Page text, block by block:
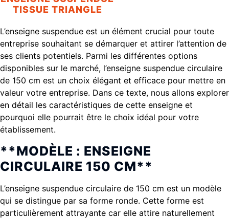
TISSUE TRIANGLE
L’enseigne suspendue est un élément crucial pour toute
entreprise souhaitant se démarquer et attirer l’attention de
ses clients potentiels. Parmi les différentes options
disponibles sur le marché, l’enseigne suspendue circulaire
de 150 cm est un choix élégant et efficace pour mettre en
valeur votre entreprise. Dans ce texte, nous allons explorer
en détail les caractéristiques de cette enseigne et
pourquoi elle pourrait être le choix idéal pour votre
établissement.
**MODÈLE : ENSEIGNE
CIRCULAIRE 150 CM**
L’enseigne suspendue circulaire de 150 cm est un modèle
qui se distingue par sa forme ronde. Cette forme est
particulièrement attrayante car elle attire naturellement